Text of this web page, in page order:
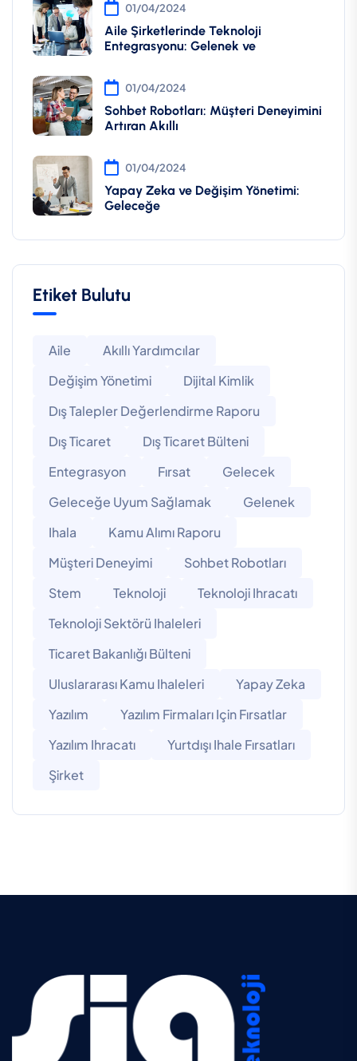
01/04/2024
Aile Şirketlerinde Teknoloji
Entegrasyonu: Gelenek ve
01/04/2024
Sohbet Robotları: Müşteri Deneyimini
Artıran Akıllı
01/04/2024
Yapay Zeka ve Değişim Yönetimi:
Geleceğe
Etiket Bulutu
Aile
Akıllı Yardımcılar
Değişim Yönetimi
Dijital Kimlik
Dış Talepler Değerlendirme Raporu
Dış Ticaret
Dış Ticaret Bülteni
Entegrasyon
Fırsat
Gelecek
Geleceğe Uyum Sağlamak
Gelenek
Ihala
Kamu Alımı Raporu
Müşteri Deneyimi
Sohbet Robotları
Stem
Teknoloji
Teknoloji Ihracatı
Teknoloji Sektörü Ihaleleri
Ticaret Bakanlığı Bülteni
Uluslararası Kamu Ihaleleri
Yapay Zeka
Yazılım
Yazılım Firmaları Için Fırsatlar
Yazılım Ihracatı
Yurtdışı Ihale Fırsatları
Şirket